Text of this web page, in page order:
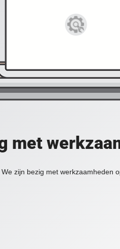
met
zijn bezig met werkzaamheden